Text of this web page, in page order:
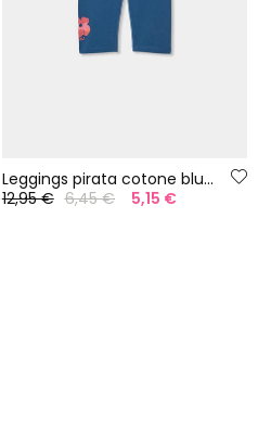
Leggings pirata cotone blu marino
12,95 € 6,45 € 5,15 €